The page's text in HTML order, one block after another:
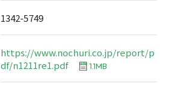
1342-5749
https://www.nochuri.co.jp/report/p
df/n1211re1.pdf
1.1MB